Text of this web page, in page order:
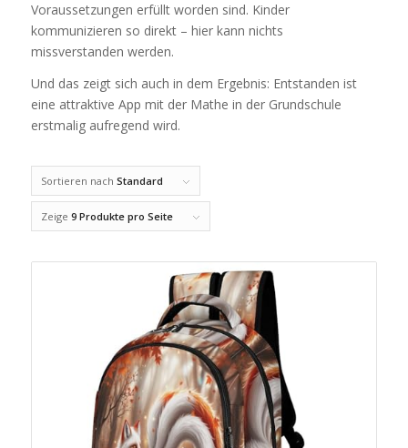
Voraussetzungen erfüllt worden sind. Kinder
kommunizieren so direkt – hier kann nichts
missverstanden werden.
Und das zeigt sich auch in dem Ergebnis: Entstanden ist
eine attraktive App mit der Mathe in der Grundschule
erstmalig aufregend wird.
Sortieren nach Standard
Zeige 9 Produkte pro Seite